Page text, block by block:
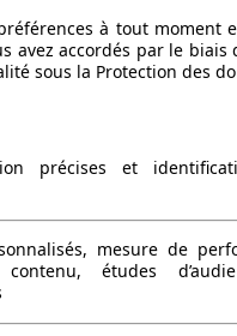
-
1000 kg
TEMP
à tout moment
avez accordés par le biais
sous la Protection des
précises et
mesure de
études